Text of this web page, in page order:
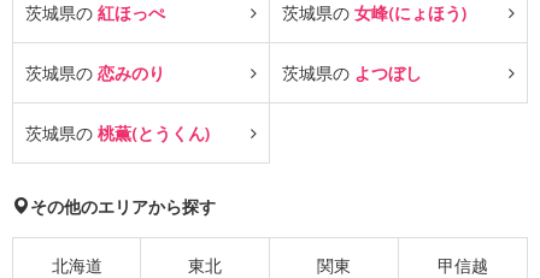
茨城県の 紅ほっぺ 茨城県の 女峰(にょほう)
茨城県の 恋みのり 茨城県の よつぼし
茨城県の 桃薫(とうくん)
その他のエリアから探す
北海道 東北 関東 甲信越